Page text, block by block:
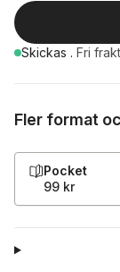
Skickas . Fri
Fler format
Pocket
99 kr